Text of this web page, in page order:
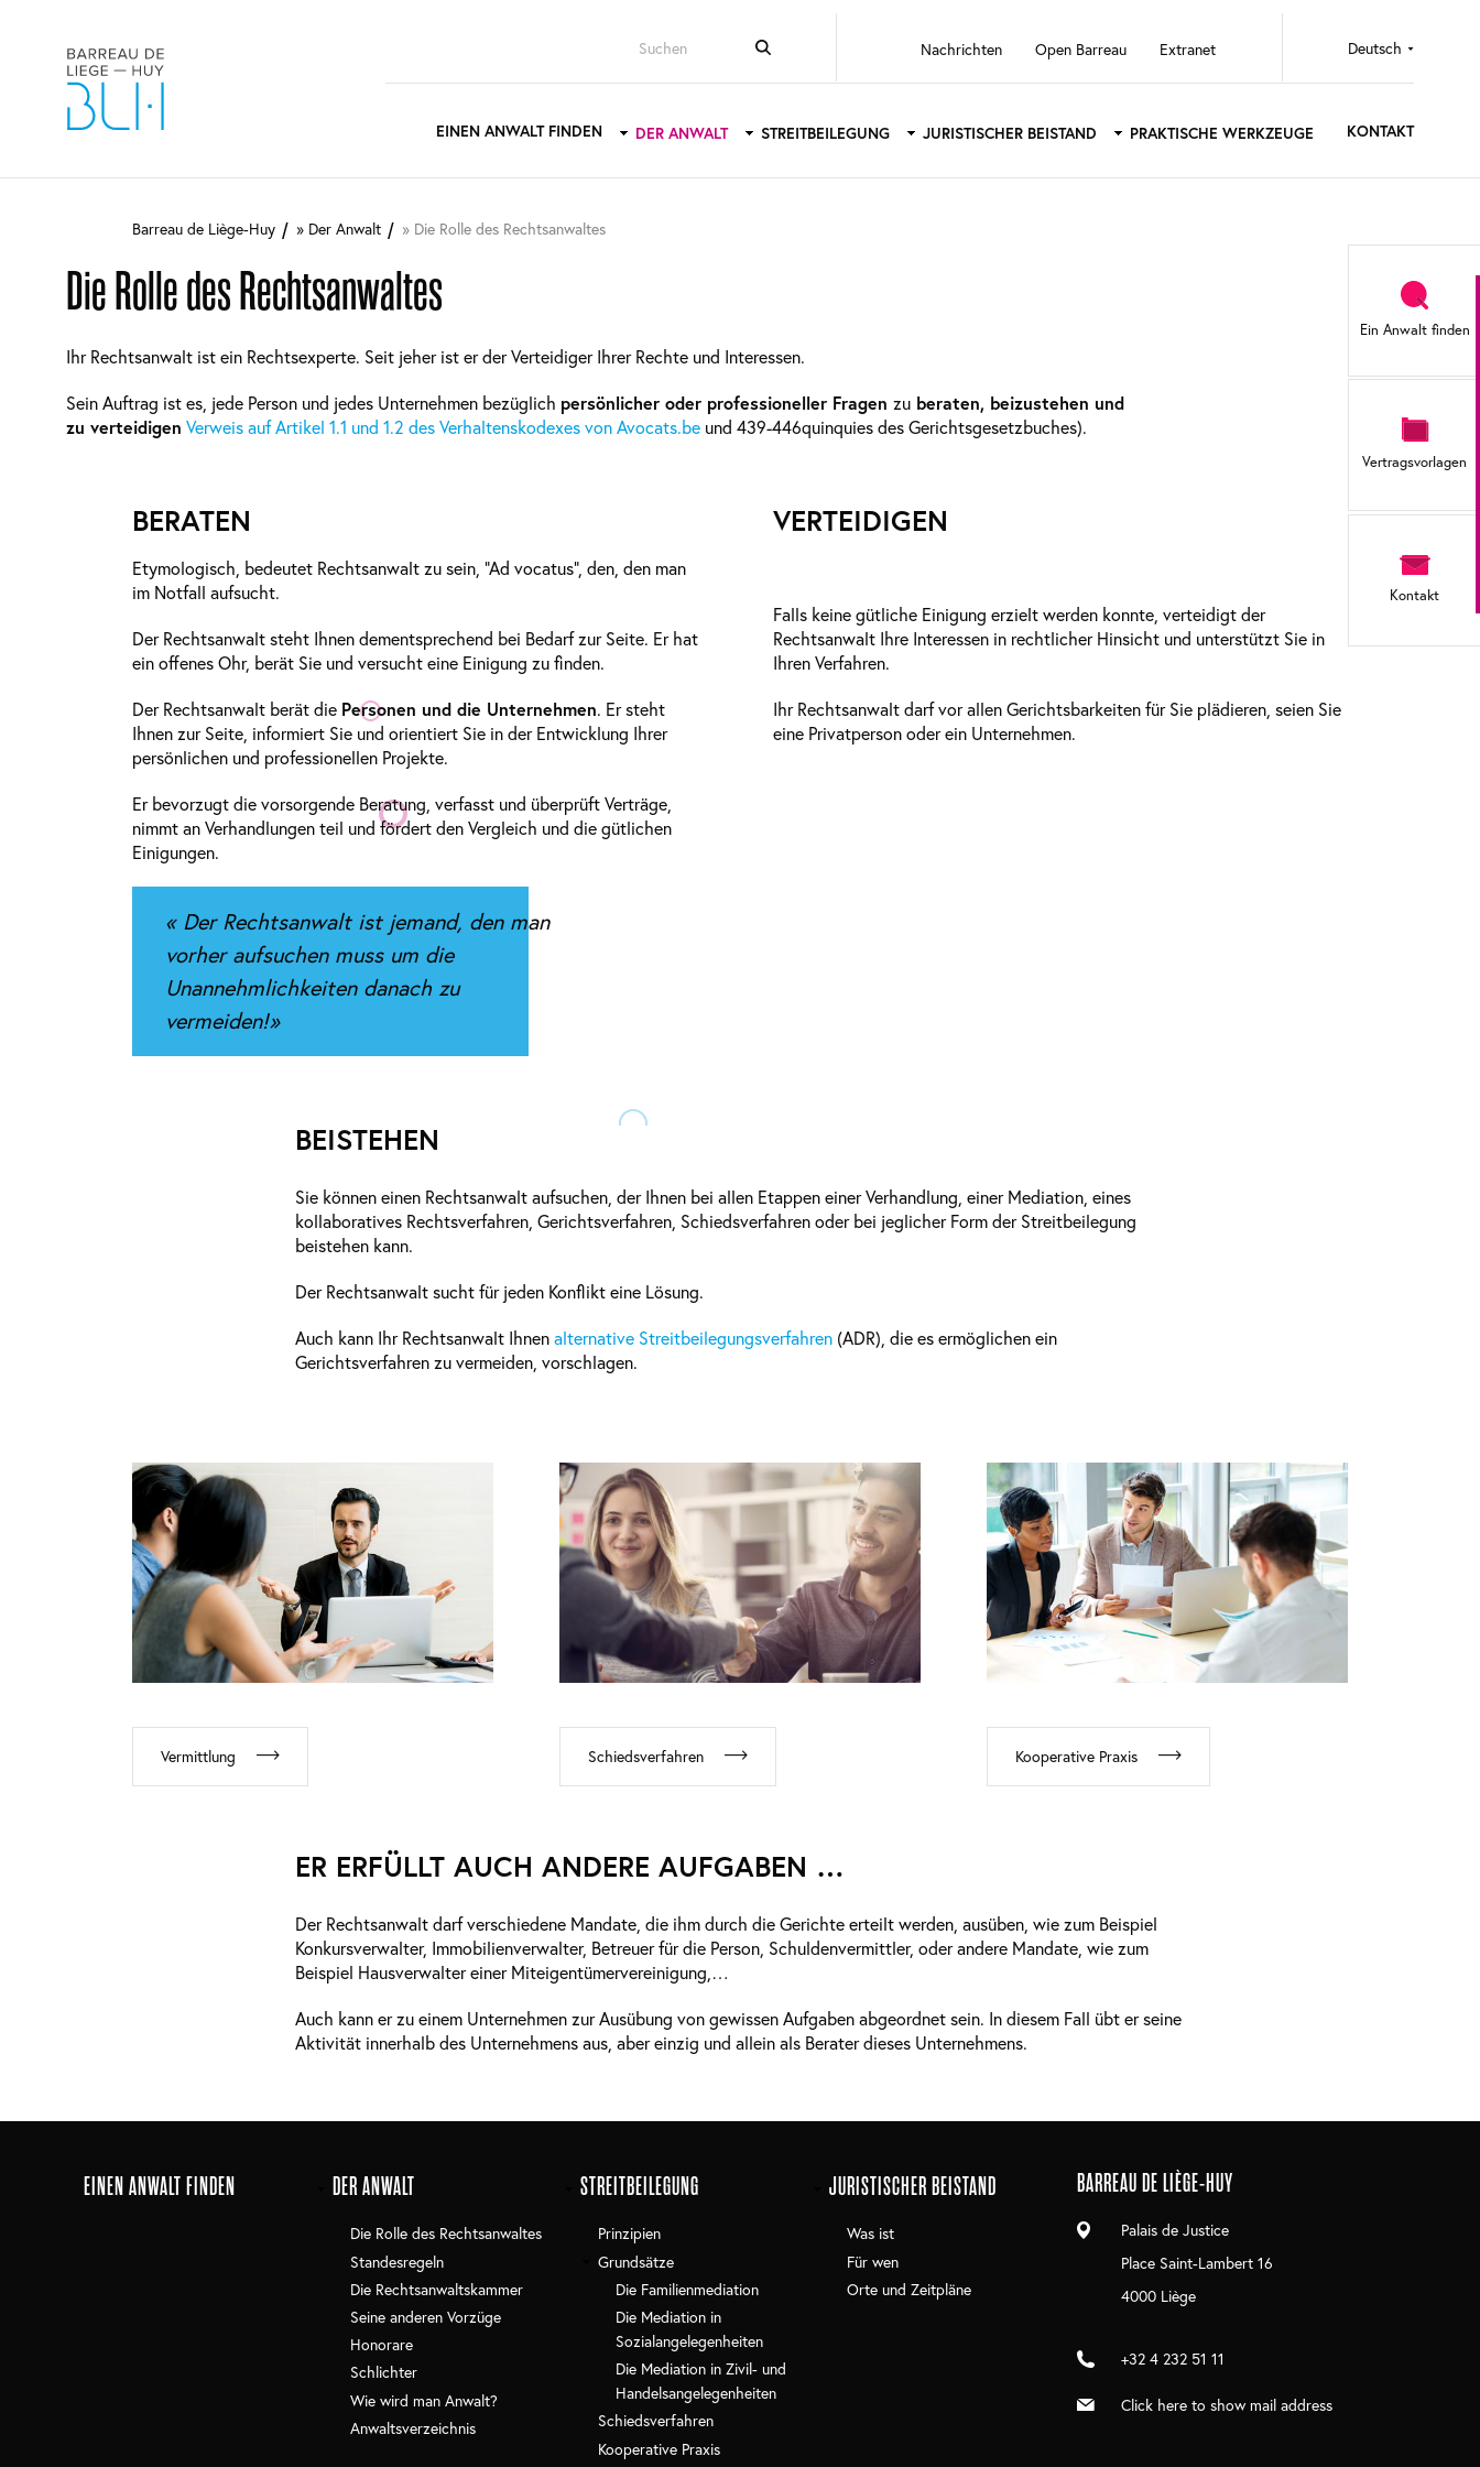
Direkt
Select
Top
menu
Nachrichten Open Barreau Extranet
Main
navigation
EINEN ANWALT FINDEN DER ANWALT STREITBEILEGUNG JURISTISCHER BEISTAND PRAKTISCHE WERKZEUGE KONTAKT
Sidebar
menu
Ein Anwalt finden
Vertragsvorlagen
Kontakt
Barreau de Liège-Huy Der Anwalt Die Rolle des Rechtsanwaltes
Die Rolle des Rechtsanwaltes
Ihr Rechtsanwalt ist ein Rechtsexperte. Seit jeher ist er der Verteidiger Ihrer Rechte und Interessen.
Sein Auftrag ist es, jede Person und jedes Unternehmen bezüglich persönlicher oder professioneller Fragen zu beraten, beizustehen und
zu verteidigen Verweis auf Artikel 1.1 und 1.2 des Verhaltenskodexes von Avocats.be und 439-446quinquies des Gerichtsgesetzbuches).
BERATEN
Etymologisch, bedeutet Rechtsanwalt zu sein, “Ad vocatus”, den, den man
im Notfall aufsucht.
Der Rechtsanwalt steht Ihnen dementsprechend bei Bedarf zur Seite. Er hat
ein offenes Ohr, berät Sie und versucht eine Einigung zu finden.
Der Rechtsanwalt berät die Personen und die Unternehmen. Er steht
Ihnen zur Seite, informiert Sie und orientiert Sie in der Entwicklung Ihrer
persönlichen und professionellen Projekte.
Er bevorzugt die vorsorgende Beratung, verfasst und überprüft Verträge,
nimmt an Verhandlungen teil und fördert den Vergleich und die gütlichen
Einigungen.
« Der Rechtsanwalt ist jemand, den man
vorher aufsuchen muss um die
Unannehmlichkeiten danach zu
vermeiden!»
VERTEIDIGEN
Falls keine gütliche Einigung erzielt werden konnte, verteidigt der
Rechtsanwalt Ihre Interessen in rechtlicher Hinsicht und unterstützt Sie in
Ihren Verfahren.
Ihr Rechtsanwalt darf vor allen Gerichtsbarkeiten für Sie plädieren, seien Sie
eine Privatperson oder ein Unternehmen.
BEISTEHEN
Sie können einen Rechtsanwalt aufsuchen, der Ihnen bei allen Etappen einer Verhandlung, einer Mediation, eines
kollaboratives Rechtsverfahren, Gerichtsverfahren, Schiedsverfahren oder bei jeglicher Form der Streitbeilegung
beistehen kann.
Der Rechtsanwalt sucht für jeden Konflikt eine Lösung.
Auch kann Ihr Rechtsanwalt Ihnenalternative Streitbeilegungsverfahren (ADR), die es ermöglichen ein
Gerichtsverfahren zu vermeiden, vorschlagen.
Vermittlung Schiedsverfahren Kooperative Praxis
ER ERFÜLLT AUCH ANDERE AUFGABEN …
Der Rechtsanwalt darf verschiedene Mandate, die ihm durch die Gerichte erteilt werden, ausüben, wie zum Beispiel
Konkursverwalter, Immobilienverwalter, Betreuer für die Person, Schuldenvermittler, oder andere Mandate, wie zum
Beispiel Hausverwalter einer Miteigentümervereinigung,…
Auch kann er zu einem Unternehmen zur Ausübung von gewissen Aufgaben abgeordnet sein. In diesem Fall übt er seine
Aktivität innerhalb des Unternehmens aus, aber einzig und allein als Berater dieses Unternehmens.
Main
EINEN ANWALT FINDEN DER ANWALT
Die Rolle des Rechtsanwaltes
Standesregeln
Die Rechtsanwaltskammer
Seine anderen Vorzüge
Honorare
Schlichter
Wie wird man Anwalt?
Anwaltsverzeichnis
STREITBEILEGUNG
Prinzipien
Grundsätze
Die Familienmediation
Die Mediation in
Sozialangelegenheiten
Die Mediation in Zivil- und
Handelsangelegenheiten
Schiedsverfahren
Kooperative Praxis
JURISTISCHER BEISTAND
Was ist
Für wen
Orte und Zeitpläne
BARREAU DE LIÈGE-HUY
Palais de Justice
Place Saint-Lambert 16
4000 Liège
+32 4 232 51 11
Click here to show mail address